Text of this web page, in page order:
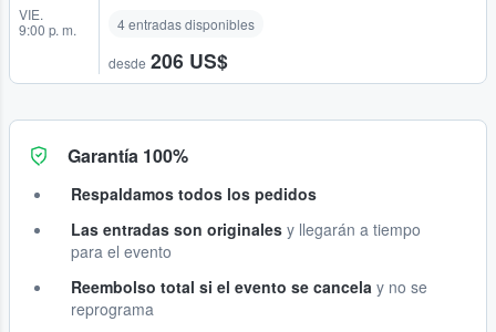
VIE.
9:00 p. m.
4 entradas disponibles
desde 206 US$
Garantía 100%
Respaldamos todos los pedidos
Las entradas son originales y llegarán a tiempo
para el evento
Reembolso total si el evento se cancela y no se
reprograma